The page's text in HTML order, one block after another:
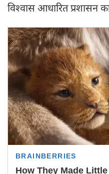
विश्वास आधारित प्रशासन